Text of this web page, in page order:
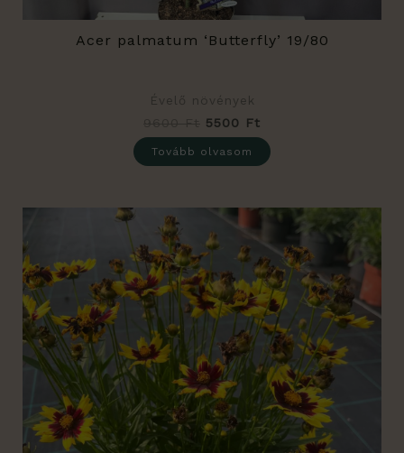
Acer palmatum ‘Butterfly’ 19/80
Évelő növények
5500 Ft
Tovább olvasom